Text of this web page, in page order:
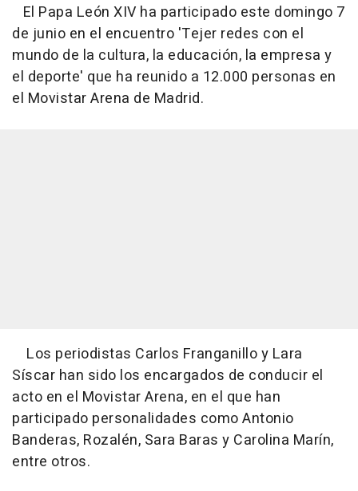
El Papa León XIV ha participado este domingo 7
de junio en el encuentro 'Tejer redes con el
mundo de la cultura, la educación, la empresa y
el deporte' que ha reunido a 12.000 personas en
el Movistar Arena de Madrid.
Los periodistas Carlos Franganillo y Lara
Síscar han sido los encargados de conducir el
acto en el Movistar Arena, en el que han
participado personalidades como Antonio
Banderas, Rozalén, Sara Baras y Carolina Marín,
entre otros.